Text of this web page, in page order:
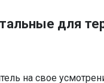
для
на свое